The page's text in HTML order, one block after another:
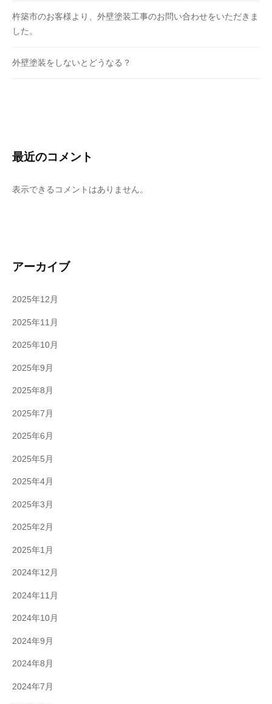
杵築市のお客様より、外壁塗装工事のお問い合わせをいただきま
した。
外壁塗装をしないとどうなる？
最近のコメント
表示できるコメントはありません。
アーカイブ
2025年12月
2025年11月
2025年10月
2025年9月
2025年8月
2025年7月
2025年6月
2025年5月
2025年4月
2025年3月
2025年2月
2025年1月
2024年12月
2024年11月
2024年10月
2024年9月
2024年8月
2024年7月